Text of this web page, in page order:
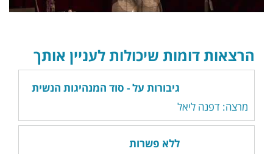
הרצאות דומות שיכולות לעניין אותך
גיבורות על - סוד המנהיגות הנשית
מרצה: דפנה ליאל
ללא פשרות